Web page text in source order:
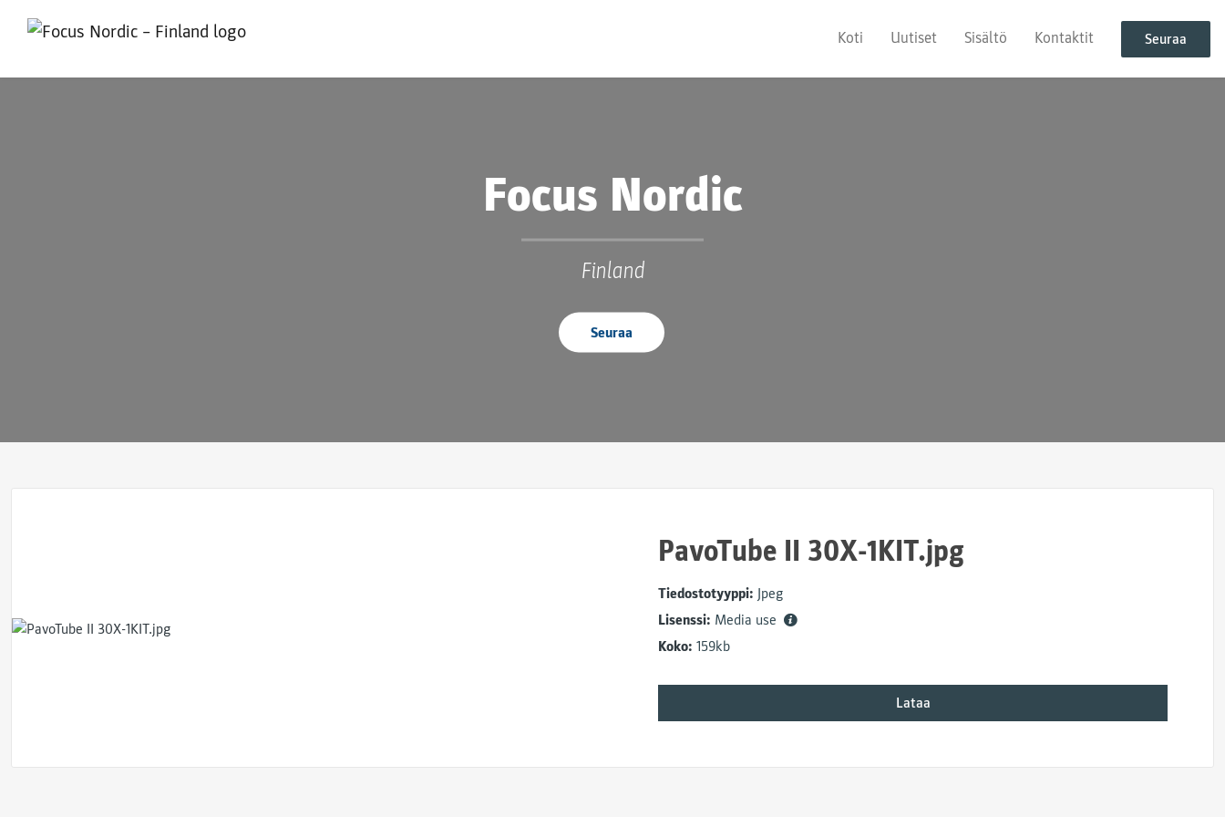
Koti Uutiset Sisältö Kontaktit Seuraa
Focus Nordic
Finland
Seuraa
PavoTube II 30X-1KIT.jpg
Tiedostotyyppi: Jpeg
Lisenssi: Media use
Koko: 159kb
Lataa